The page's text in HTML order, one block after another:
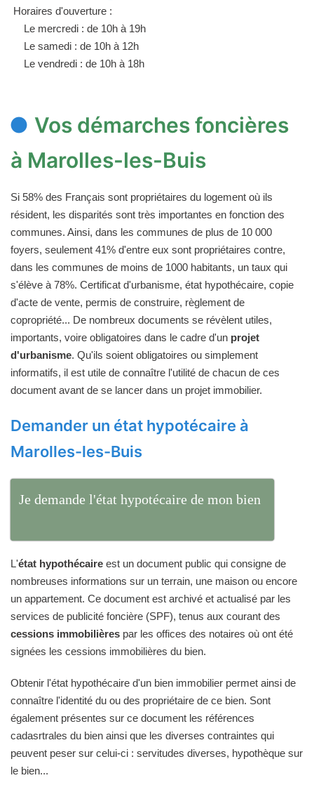
Horaires d'ouverture :
Le mercredi : de 10h à 19h
Le samedi : de 10h à 12h
Le vendredi : de 10h à 18h
Vos démarches foncières
à Marolles-les-Buis
Si 58% des Français sont propriétaires du logement où ils
résident, les disparités sont très importantes en fonction des
communes. Ainsi, dans les communes de plus de 10 000
foyers, seulement 41% d'entre eux sont propriétaires contre,
dans les communes de moins de 1000 habitants, un taux qui
s'élève à 78%. Certificat d'urbanisme, état hypothécaire, copie
d'acte de vente, permis de construire, règlement de
copropriété... De nombreux documents se révèlent utiles,
importants, voire obligatoires dans le cadre d'un projet
d'urbanisme. Qu'ils soient obligatoires ou simplement
informatifs, il est utile de connaître l'utilité de chacun de ces
document avant de se lancer dans un projet immobilier.
Demander un état hypotécaire à
Marolles-les-Buis
Je demande l'état hypotécaire de mon bien
L'état hypothécaire est un document public qui consigne de
nombreuses informations sur un terrain, une maison ou encore
un appartement. Ce document est archivé et actualisé par les
services de publicité foncière (SPF), tenus aux courant des
cessions immobilières par les offices des notaires où ont été
signées les cessions immobilières du bien.
Obtenir l'état hypothécaire d'un bien immobilier permet ainsi de
connaître l'identité du ou des propriétaire de ce bien. Sont
également présentes sur ce document les références
cadasrtrales du bien ainsi que les diverses contraintes qui
peuvent peser sur celui-ci : servitudes diverses, hypothèque sur
le bien...